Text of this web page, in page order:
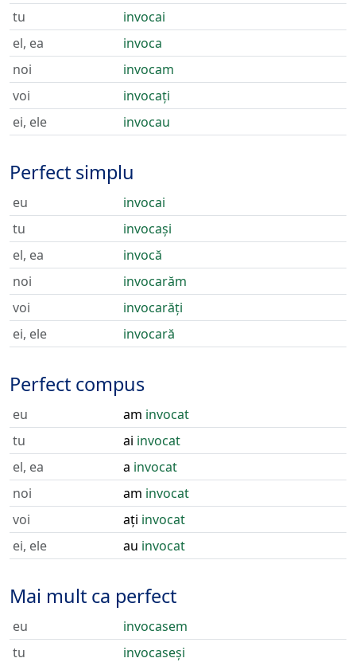
tu
invocai
el, ea
invoca
noi
invocam
voi
invocați
ei, ele
invocau
Perfect simplu
eu
invocai
tu
invocași
el, ea
invocă
noi
invocarăm
voi
invocarăți
ei, ele
invocară
Perfect compus
eu am invocat
tu
ai invocat
el, ea
a invocat
noi
am invocat
voi
ați invocat
ei, ele
au invocat
Mai mult ca perfect
eu
invocasem
tu
invocaseși